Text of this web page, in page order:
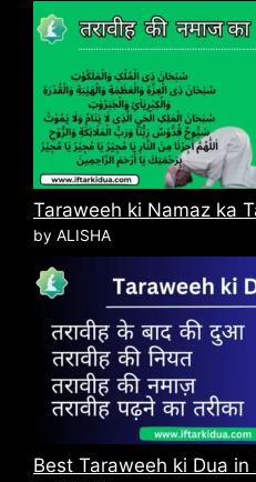
Taraweeh ki Namaz ka
by ALISHA
Best Taraweeh ki Dua